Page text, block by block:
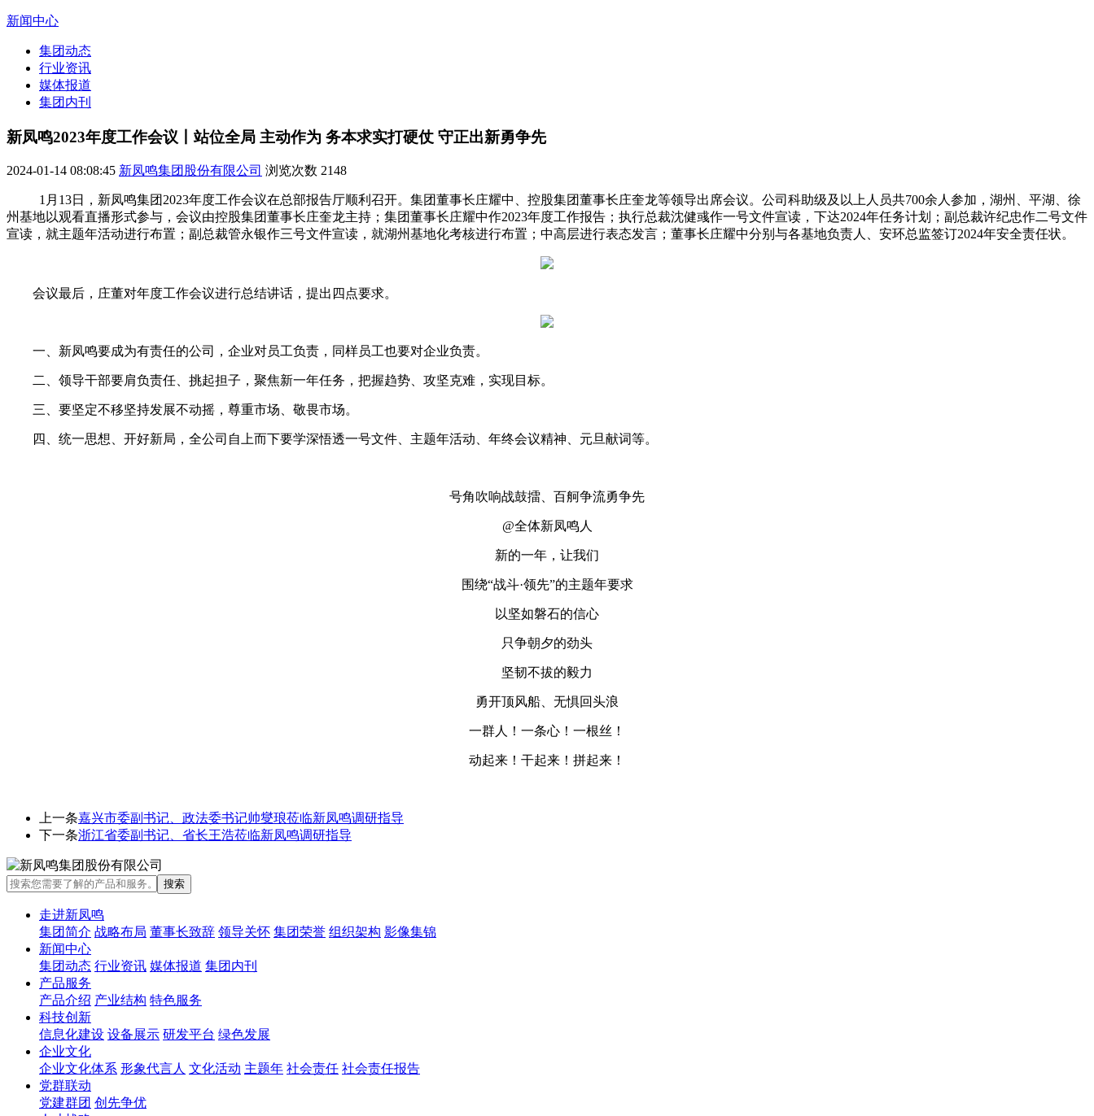
新闻中心
集团动态
行业资讯
媒体报道
集团内刊
新凤鸣2023年度工作会议丨站位全局 主动作为 务本求实打硬仗 守正出新勇争先
2024-01-14 08:08:45 新凤鸣集团股份有限公司 浏览次数 2148
1月13日，新凤鸣集团2023年度工作会议在总部报告厅顺利召开。集团董事长庄耀中、控股集团董事长庄奎龙等领导出席会议。公司科助级及以上人员共700余人参加，湖州、平湖、徐
州基地以观看直播形式参与，会议由控股集团董事长庄奎龙主持；集团董事长庄耀中作2023年度工作报告；执行总裁沈健彧作一号文件宣读，下达2024年任务计划；副总裁许纪忠作二号文件
宣读，就主题年活动进行布置；副总裁管永银作三号文件宣读，就湖州基地化考核进行布置；中高层进行表态发言；董事长庄耀中分别与各基地负责人、安环总监签订2024年安全责任状。
会议最后，庄董对年度工作会议进行总结讲话，提出四点要求。
一、新凤鸣要成为有责任的公司，企业对员工负责，同样员工也要对企业负责。
二、领导干部要肩负责任、挑起担子，聚焦新一年任务，把握趋势、攻坚克难，实现目标。
三、要坚定不移坚持发展不动摇，尊重市场、敬畏市场。
四、统一思想、开好新局，全公司自上而下要学深悟透一号文件、主题年活动、年终会议精神、元旦献词等。
号角吹响战鼓擂、百舸争流勇争先
@全体新凤鸣人
新的一年，让我们
围绕“战斗·领先”的主题年要求
以坚如磐石的信心
只争朝夕的劲头
坚韧不拔的毅力
勇开顶风船、无惧回头浪
一群人！一条心！一根丝！
动起来！干起来！拼起来！
上一条嘉兴市委副书记、政法委书记帅燮琅莅临新凤鸣调研指导
下一条浙江省委副书记、省长王浩莅临新凤鸣调研指导
走进新凤鸣
集团简介 战略布局 董事长致辞 领导关怀 集团荣誉 组织架构 影像集锦
新闻中心
集团动态 行业资讯 媒体报道 集团内刊
产品服务
产品介绍 产业结构 特色服务
科技创新
信息化建设 设备展示 研发平台 绿色发展
企业文化
企业文化体系 形象代言人 文化活动 主题年 社会责任 社会责任报告
党群联动
党建群团 创先争优